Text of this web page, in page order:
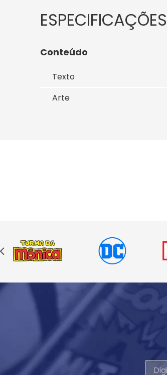
Conteúdo
Texto
Arte